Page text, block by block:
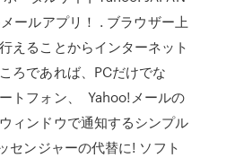
ールアプリ！ . ブラウザー上
えることからインターネット
ろであれば、PCだけでな
トフォン、 Yahoo!メールの
ィンドウで通知するシンプル
センジャーの代替に! ソフト